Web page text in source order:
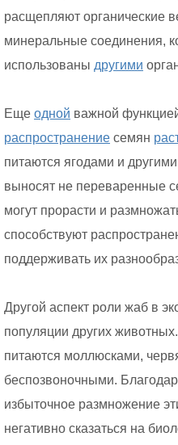
расщепляют органические
минеральные соединения,
использованы другими
Еще одной важной
распространение семян
питаются ягодами и
выносят не переваренные
могут прорасти и
способствуют
поддерживать их
Другой аспект роли жаб в
популяции других
питаются моллюсками,
беспозвоночными.
избыточное размножение
негативно сказаться на